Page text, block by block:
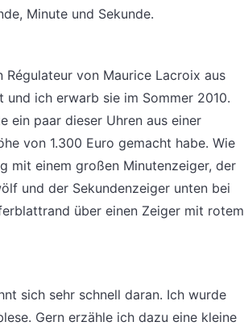
Minute und Sekunde.
von Maurice Lacroix aus
ich erwarb sie im Sommer 2010.
ein paar dieser Uhren aus einer
von 1.300 Euro gemacht habe. Wie
mit einem großen Minutenzeiger, der
und der Sekundenzeiger unten bei
über einen Zeiger mit rotem
sich sehr schnell daran. Ich wurde
Gern erzähle ich dazu eine kleine